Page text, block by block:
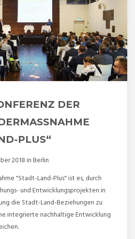
DER
„
PLUS“
2018 in Berlin
"Stadt-Land-Plus" ist es, durch
und Entwicklungsprojekten in
die Stadt-Land-Beziehungen zu
integrierte nachhaltige Entwicklung